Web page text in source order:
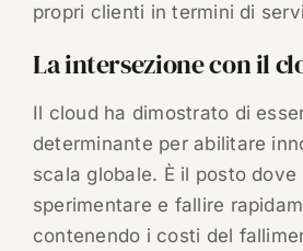
propri clienti in termini di
La intersezione con il
Il cloud ha dimostrato di
determinante per abilitare
scala globale. È il posto dove
sperimentare e fallire
contenendo i costi del